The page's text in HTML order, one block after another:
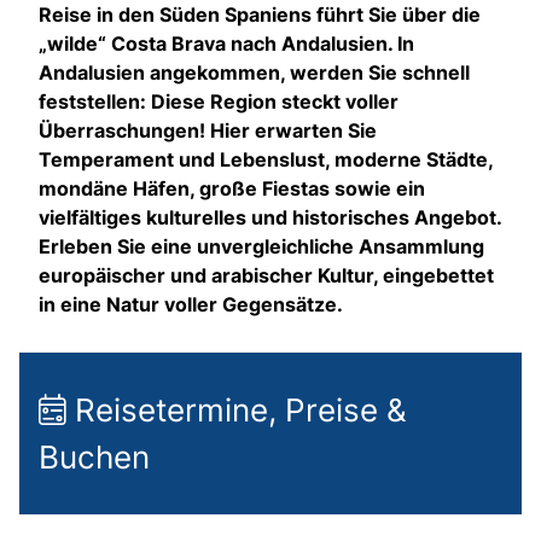
Reise in den Süden Spaniens führt Sie über die
„wilde“ Costa Brava nach Andalusien. In
Andalusien angekommen, werden Sie schnell
feststellen: Diese Region steckt voller
Überraschungen! Hier erwarten Sie
Temperament und Lebenslust, moderne Städte,
mondäne Häfen, große Fiestas sowie ein
vielfältiges kulturelles und historisches Angebot.
Erleben Sie eine unvergleichliche Ansammlung
europäischer und arabischer Kultur, eingebettet
in eine Natur voller Gegensätze.
Reisetermine, Preise &
Buchen